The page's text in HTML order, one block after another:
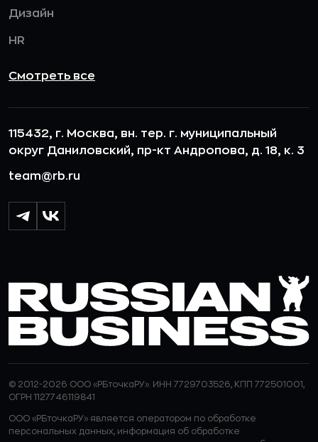
Дизайн
HR
Смотреть все
115432, г. Москва, вн. тер. г. муниципальный
округ Даниловский, пр-кт Андропова, д. 18, к. 3
team@rb.ru
© 2012-2026 ООО «РБточкаРУ». ИНН 7729703526, КПП 772501001,
ОГРН 1127746119841
ООО «РБточкаРУ» является оператором по обработке
персональных данных, информация об обработке